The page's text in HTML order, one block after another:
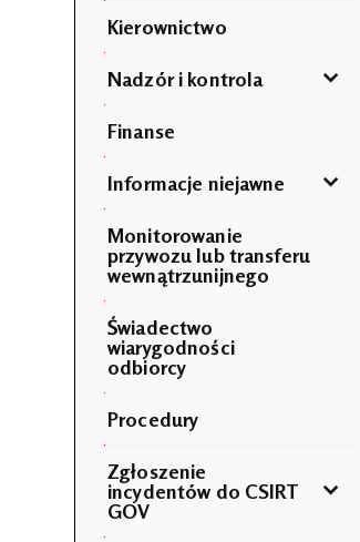
Kierownictwo
Nadzór i kontrola
Finanse
Informacje niejawne
Monitorowanie
przywozu lub transferu
wewnątrzunijnego
Świadectwo
wiarygodności
odbiorcy
Procedury
Zgłoszenie
incydentów do CSIRT
GOV